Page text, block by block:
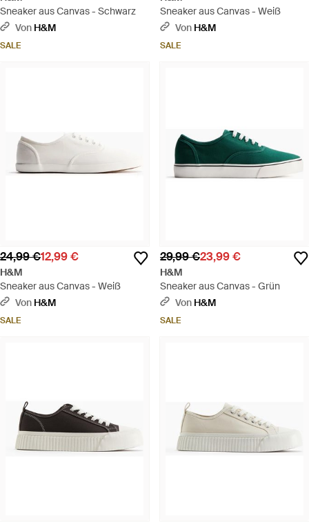
Sneaker aus Canvas - Schwarz
Von H&M
SALE
Sneaker aus Canvas - Weiß
Von H&M
SALE
24,99 €12,99 €
H&M
Sneaker aus Canvas - Weiß
Von H&M
SALE
29,99 €23,99 €
H&M
Sneaker aus Canvas - Grün
Von H&M
SALE